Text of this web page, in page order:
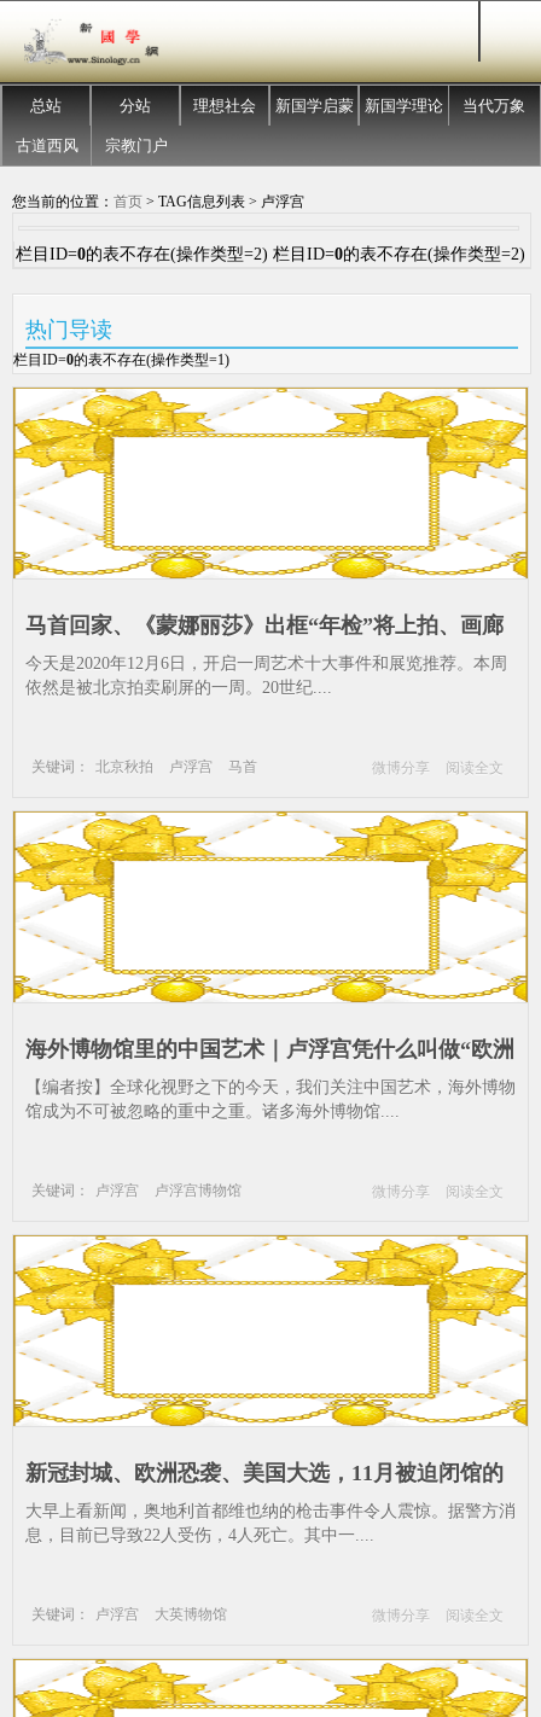
总站 分站 理想社会 新国学启蒙 新国学理论 当代万象
古道西风 宗教门户
您当前的位置： 首页 > TAG信息列表 > 卢浮宫
栏目ID=0的表不存在(操作类型=2) 栏目ID=0的表不存在(操作类型=2)
热门导读
栏目ID=0的表不存在(操作类型=1)
马首回家、《蒙娜丽莎》出框“年检”将上拍、画廊
周北京定档3月、弗里兹将进_卢浮宫-马首--艺术-圆
明园-卢浮宫
今天是2020年12月6日，开启一周艺术十大事件和展览推荐。本周
依然是被北京拍卖刷屏的一周。20世纪....
关键词： 北京秋拍 卢浮宫
马首
微博分享 阅读全文
海外博物馆里的中国艺术｜卢浮宫凭什么叫做“欧洲
小故宫”？_卢浮宫博物馆-海外博物馆里的中国艺
术--博物馆-文物-圆明园
【编者按】全球化视野之下的今天，我们关注中国艺术，海外博物
馆成为不可被忽略的重中之重。诸多海外博物馆....
关键词： 卢浮宫
卢浮宫博物馆
文物
圆明园
微博分享 阅读全文
新冠封城、欧洲恐袭、美国大选，11月被迫闭馆的
博物馆有哪些？_大英博物馆-新冠疫情--慕尼黑-包
括-伦敦
大早上看新闻，奥地利首都维也纳的枪击事件令人震惊。据警方消
息，目前已导致22人受伤，4人死亡。其中一....
关键词： 卢浮宫
大英博物馆
微博分享 阅读全文